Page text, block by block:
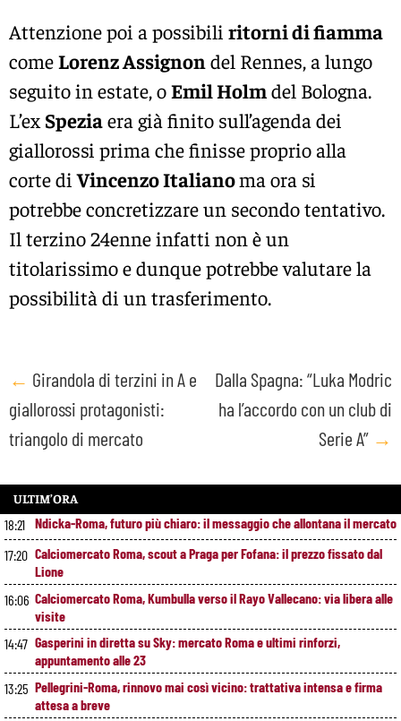
Attenzione poi a possibili ritorni di fiamma
comeLorenz Assignondel Rennes, a lungo
seguito in estate, oEmil Holmdel Bologna.
L’ex Speziaera già finito sull’agenda dei
giallorossi prima che finisse proprio alla
corte diVincenzo Italianoma ora si
potrebbe concretizzare un secondo tentativo.
Il terzino 24enne infatti non è un
titolarissimo e dunque potrebbe valutare la
possibilità di un trasferimento.
Post
navigation
← Girandola di terzini in A e
giallorossi protagonisti:
triangolo di mercato
Dalla Spagna: “Luka Modric
ha l’accordo con un club di
Serie A” →
ULTIM’ORA
18:21 Ndicka-Roma, futuro più chiaro: il messaggio che allontana il mercato
17:20 Calciomercato Roma, scout a Praga per Fofana: il prezzo fissato dal
Lione
16:06 Calciomercato Roma, Kumbulla verso il Rayo Vallecano: via libera alle
visite
14:47 Gasperini in diretta su Sky: mercato Roma e ultimi rinforzi,
appuntamento alle 23
13:25 Pellegrini-Roma, rinnovo mai così vicino: trattativa intensa e firma
attesa a breve